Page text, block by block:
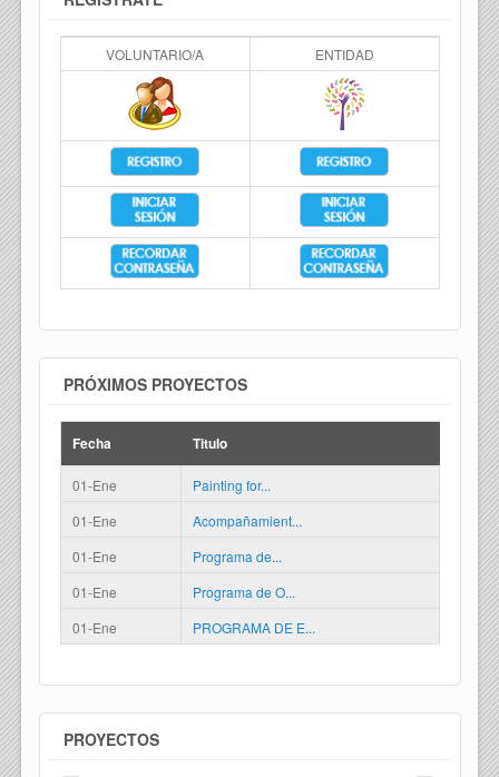
VOLUNTARIO/A ENTIDAD
PRÓXIMOS PROYECTOS
Fecha Titulo
01-Ene
Painting for...
01-Ene
Acompañamient...
01-Ene
Programa de...
01-Ene
Programa de O...
01-Ene
PROGRAMA DE E...
PROYECTOS